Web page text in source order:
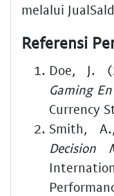
melalui
Referensi
Doe, J.
Gaming
Currency
Smith,
Decision